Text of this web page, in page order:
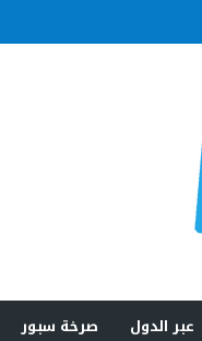
عبر الدول صرخة سبور